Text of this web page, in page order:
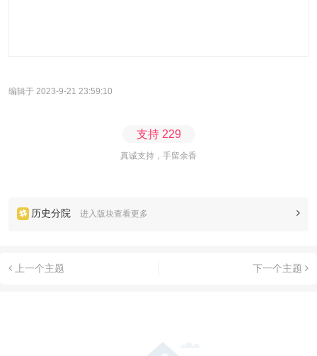
编辑于 2023-9-21 23:59:10
支持229
真诚支持，手留余香
历史分院 进入版块查看更多
上一个主题 下一个主题